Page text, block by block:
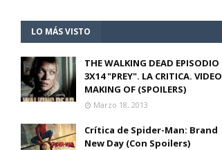
LO MÁS VISTO
THE WALKING DEAD EPISODIO
3X14 "PREY". LA CRITICA. VIDEO
MAKING OF (SPOILERS)
Marzo 18, 2013
Crítica de Spider-Man: Brand
New Day (Con Spoilers)